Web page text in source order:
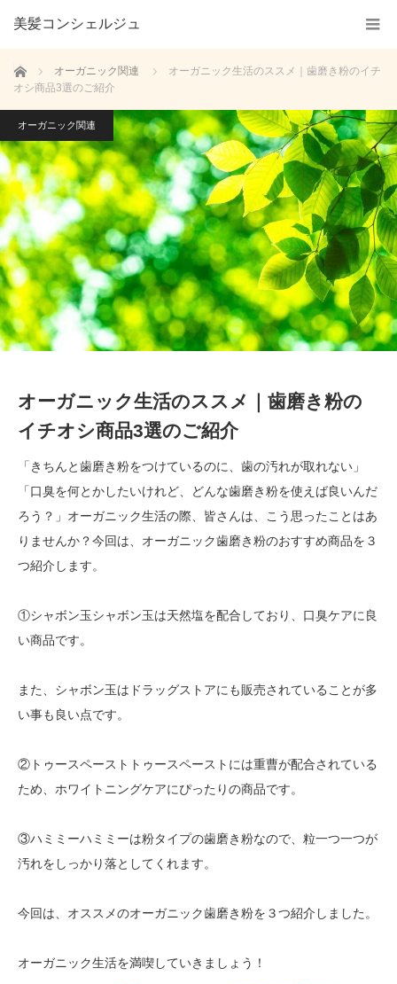
美髪コンシェルジュ
ホーム オーガニック関連
オーガニック生活のススメ｜歯磨き粉のイチ
オシ商品3選のご紹介
オーガニック関連
オーガニック生活のススメ｜歯磨き粉の
イチオシ商品3選のご紹介
「きちんと歯磨き粉をつけているのに、歯の汚れが取れない」
「口臭を何とかしたいけれど、どんな歯磨き粉を使えば良いんだ
ろう？」オーガニック生活の際、皆さんは、こう思ったことはあ
りませんか？今回は、オーガニック歯磨き粉のおすすめ商品を３
つ紹介します。
①シャボン玉シャボン玉は天然塩を配合しており、口臭ケアに良
い商品です。
また、シャボン玉はドラッグストアにも販売されていることが多
い事も良い点です。
②トゥースペーストトゥースペーストには重曹が配合されている
ため、ホワイトニングケアにぴったりの商品です。
③ハミミーハミミーは粉タイプの歯磨き粉なので、粒一つ一つが
汚れをしっかり落としてくれます。
今回は、オススメのオーガニック歯磨き粉を３つ紹介しました。
オーガニック生活を満喫していきましょう！